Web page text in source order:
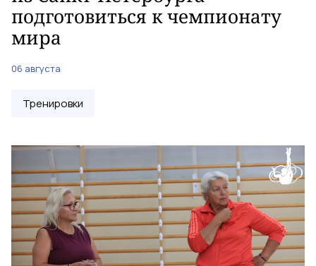
подготовиться к чемпионату
мира
06 августа
Тренировки